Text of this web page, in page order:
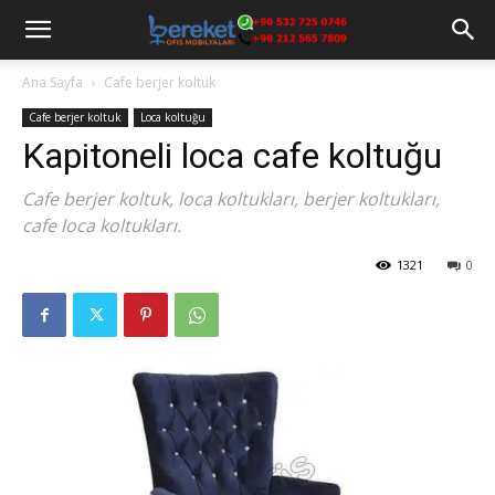
Ana Sayfa Cafe berjer koltuk
Cafe berjer koltuk Loca koltuğu
Kapitoneli loca cafe koltuğu
Cafe berjer koltuk, loca koltukları, berjer koltukları,
cafe loca koltukları.
0
1321